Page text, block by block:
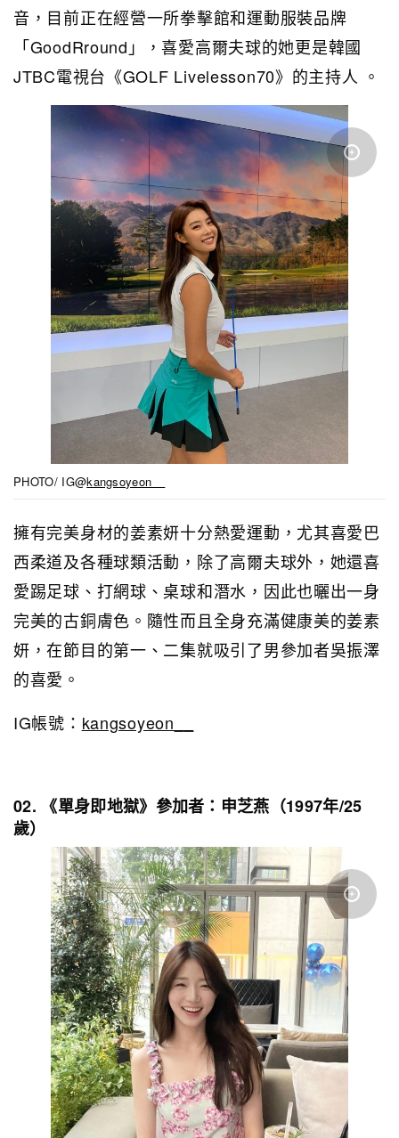
音，目前正在經營一所拳擊館和運動服裝品牌
「GoodRround」，喜愛高爾夫球的她更是韓國
JTBC電視台《GOLF Livelesson70》的主持人 。
PHOTO/ IG@kangsoyeon__
擁有完美身材的姜素妍十分熱愛運動，尤其喜愛巴
西柔道及各種球類活動，除了高爾夫球外，她還喜
愛踢足球、打網球、桌球和潛水，因此也曬出一身
完美的古銅膚色。隨性而且全身充滿健康美的姜素
妍，在節目的第一、二集就吸引了男參加者吳振澤
的喜愛。
IG帳號： kangsoyeon__
02. 《單身即地獄》參加者：申芝燕（1997年/25
歲）